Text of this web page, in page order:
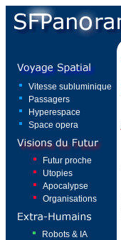
Vitesse subluminique
Passagers
Hyperespace
Space opera
Futur proche
Utopies
Apocalypse
Organisations
Robots & IA